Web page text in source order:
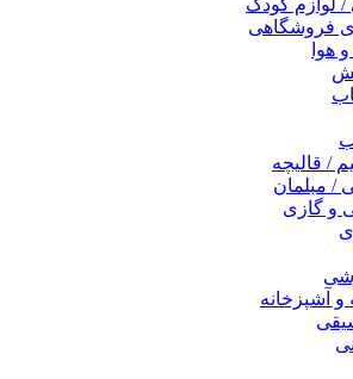
لوازم کودک
فروشگاهی
هوا
/ قالیچه
/ مبلمان
و گازی
و آشپزخانه